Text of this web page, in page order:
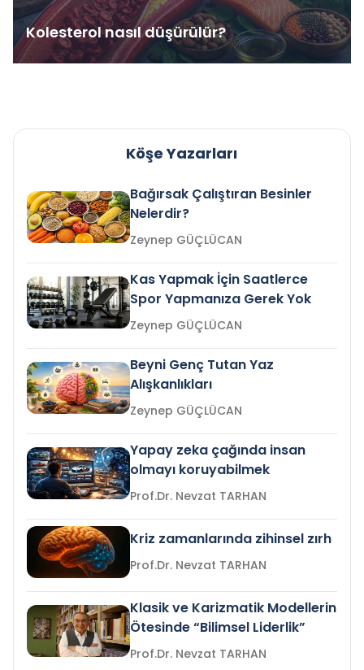
Kolesterol nasıl düşürülür?
Köşe Yazarları
Bağırsak Çalıştıran Besinler
Nelerdir?
Zeynep GÜÇLÜCAN
Kas Yapmak İçin Saatlerce
Spor Yapmanıza Gerek Yok
Zeynep GÜÇLÜCAN
Beyni Genç Tutan Yaz
Alışkanlıkları
Zeynep GÜÇLÜCAN
Yapay zeka çağında insan
olmayı koruyabilmek
Prof.Dr. Nevzat TARHAN
Kriz zamanlarında zihinsel zırh
Prof.Dr. Nevzat TARHAN
Klasik ve Karizmatik Modellerin
Ötesinde “Bilimsel Liderlik”
Prof.Dr. Nevzat TARHAN